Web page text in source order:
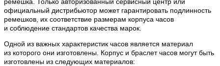
официальный дистрибьютор может гарантировать подлинность
ремешков, их соответствие размерам корпуса часов
и соблюдение стандартов качества марок.
Одной из важных характеристик часов является материал
из которого они изготовлены. Корпус и браслет часов могут быть
изготовлены из следующих материалов: